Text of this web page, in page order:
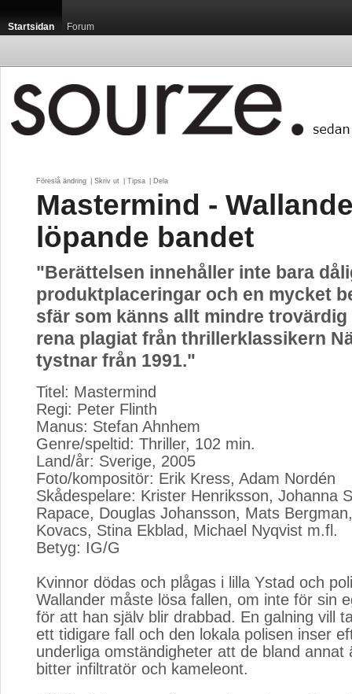
Startsidan Forum
Föreslå ändring Skriv ut Tipsa Dela
Mastermind -
löpande bandet
"Berättelsen innehåller inte bara
produktplaceringar och en mycket
sfär som känns allt mindre
rena plagiat från thrillerklassikern
tystnar från 1991."
Titel: Mastermind
Regi: Peter Flinth
Manus: Stefan Ahnhem
Genre/speltid: Thriller, 102 min.
Land/år: Sverige, 2005
Foto/kompositör: Erik Kress, Adam Nordén
Skådespelare: Krister Henriksson, Johanna
Rapace, Douglas Johansson, Mats
Kovacs, Stina Ekblad, Michael Nyqvist m.fl.
Betyg: IG/G
Kvinnor dödas och plågas i lilla Ystad och
Wallander måste lösa fallen, om inte för sin
för att han själv blir drabbad. En galning vill
ett tidigare fall och den lokala polisen inser
underliga omständigheter att de bland annat
bitter infiltratör och kameleont.